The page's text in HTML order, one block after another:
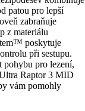
patou pro lepší
zabraňuje
z materiálu
poskytuje
při sestupu.
pro lezení,
Raptor 3 MID
vám pomohly